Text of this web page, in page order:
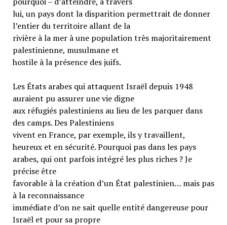
lui, un pays dont la disparition permettrait de donner
l’entier du territoire allant de la
rivière à la mer à une population très majoritairement
palestinienne, musulmane et
hostile à la présence des juifs.
Les États arabes qui attaquent Israël depuis 1948
auraient pu assurer une vie digne
aux réfugiés palestiniens au lieu de les parquer dans
des camps. Des Palestiniens
vivent en France, par exemple, ils y travaillent,
heureux et en sécurité. Pourquoi pas dans les pays
arabes, qui ont parfois intégré les plus riches ? Je
précise être
favorable à la création d’un État palestinien… mais pas
à la reconnaissance
immédiate d’on ne sait quelle entité dangereuse pour
Israël et pour sa propre